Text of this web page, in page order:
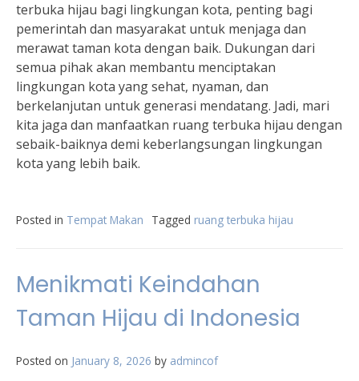
terbuka hijau bagi lingkungan kota, penting bagi
pemerintah dan masyarakat untuk menjaga dan
merawat taman kota dengan baik. Dukungan dari
semua pihak akan membantu menciptakan
lingkungan kota yang sehat, nyaman, dan
berkelanjutan untuk generasi mendatang. Jadi, mari
kita jaga dan manfaatkan ruang terbuka hijau dengan
sebaik-baiknya demi keberlangsungan lingkungan
kota yang lebih baik.
Posted in Tempat Makan Tagged ruang terbuka hijau
Menikmati Keindahan
Taman Hijau di Indonesia
Posted on January 8, 2026 by admincof